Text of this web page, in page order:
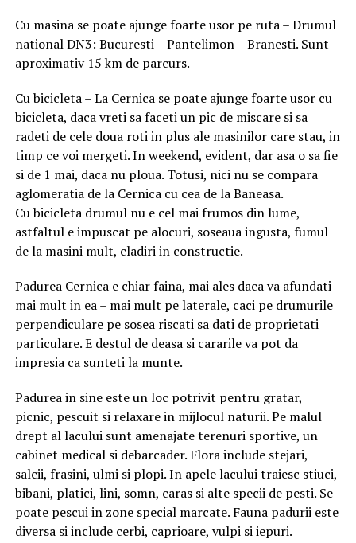
Cu masina se poate ajunge foarte usor pe ruta – Drumul
national DN3: Bucuresti – Pantelimon – Branesti. Sunt
aproximativ 15 km de parcurs.
Cu bicicleta – La Cernica se poate ajunge foarte usor cu
bicicleta, daca vreti sa faceti un pic de miscare si sa
radeti de cele doua roti in plus ale masinilor care stau, in
timp ce voi mergeti. In weekend, evident, dar asa o sa fie
si de 1 mai, daca nu ploua. Totusi, nici nu se compara
aglomeratia de la Cernica cu cea de la Baneasa.
Cu bicicleta drumul nu e cel mai frumos din lume,
astfaltul e impuscat pe alocuri, soseaua ingusta, fumul
de la masini mult, cladiri in constructie.
Padurea Cernica e chiar faina, mai ales daca va afundati
mai mult in ea – mai mult pe laterale, caci pe drumurile
perpendiculare pe sosea riscati sa dati de proprietati
particulare. E destul de deasa si cararile va pot da
impresia ca sunteti la munte.
Padurea in sine este un loc potrivit pentru gratar,
picnic, pescuit si relaxare in mijlocul naturii. Pe malul
drept al lacului sunt amenajate terenuri sportive, un
cabinet medical si debarcader. Flora include stejari,
salcii, frasini, ulmi si plopi. In apele lacului traiesc stiuci,
bibani, platici, lini, somn, caras si alte specii de pesti. Se
poate pescui in zone special marcate. Fauna padurii este
diversa si include cerbi, caprioare, vulpi si iepuri.